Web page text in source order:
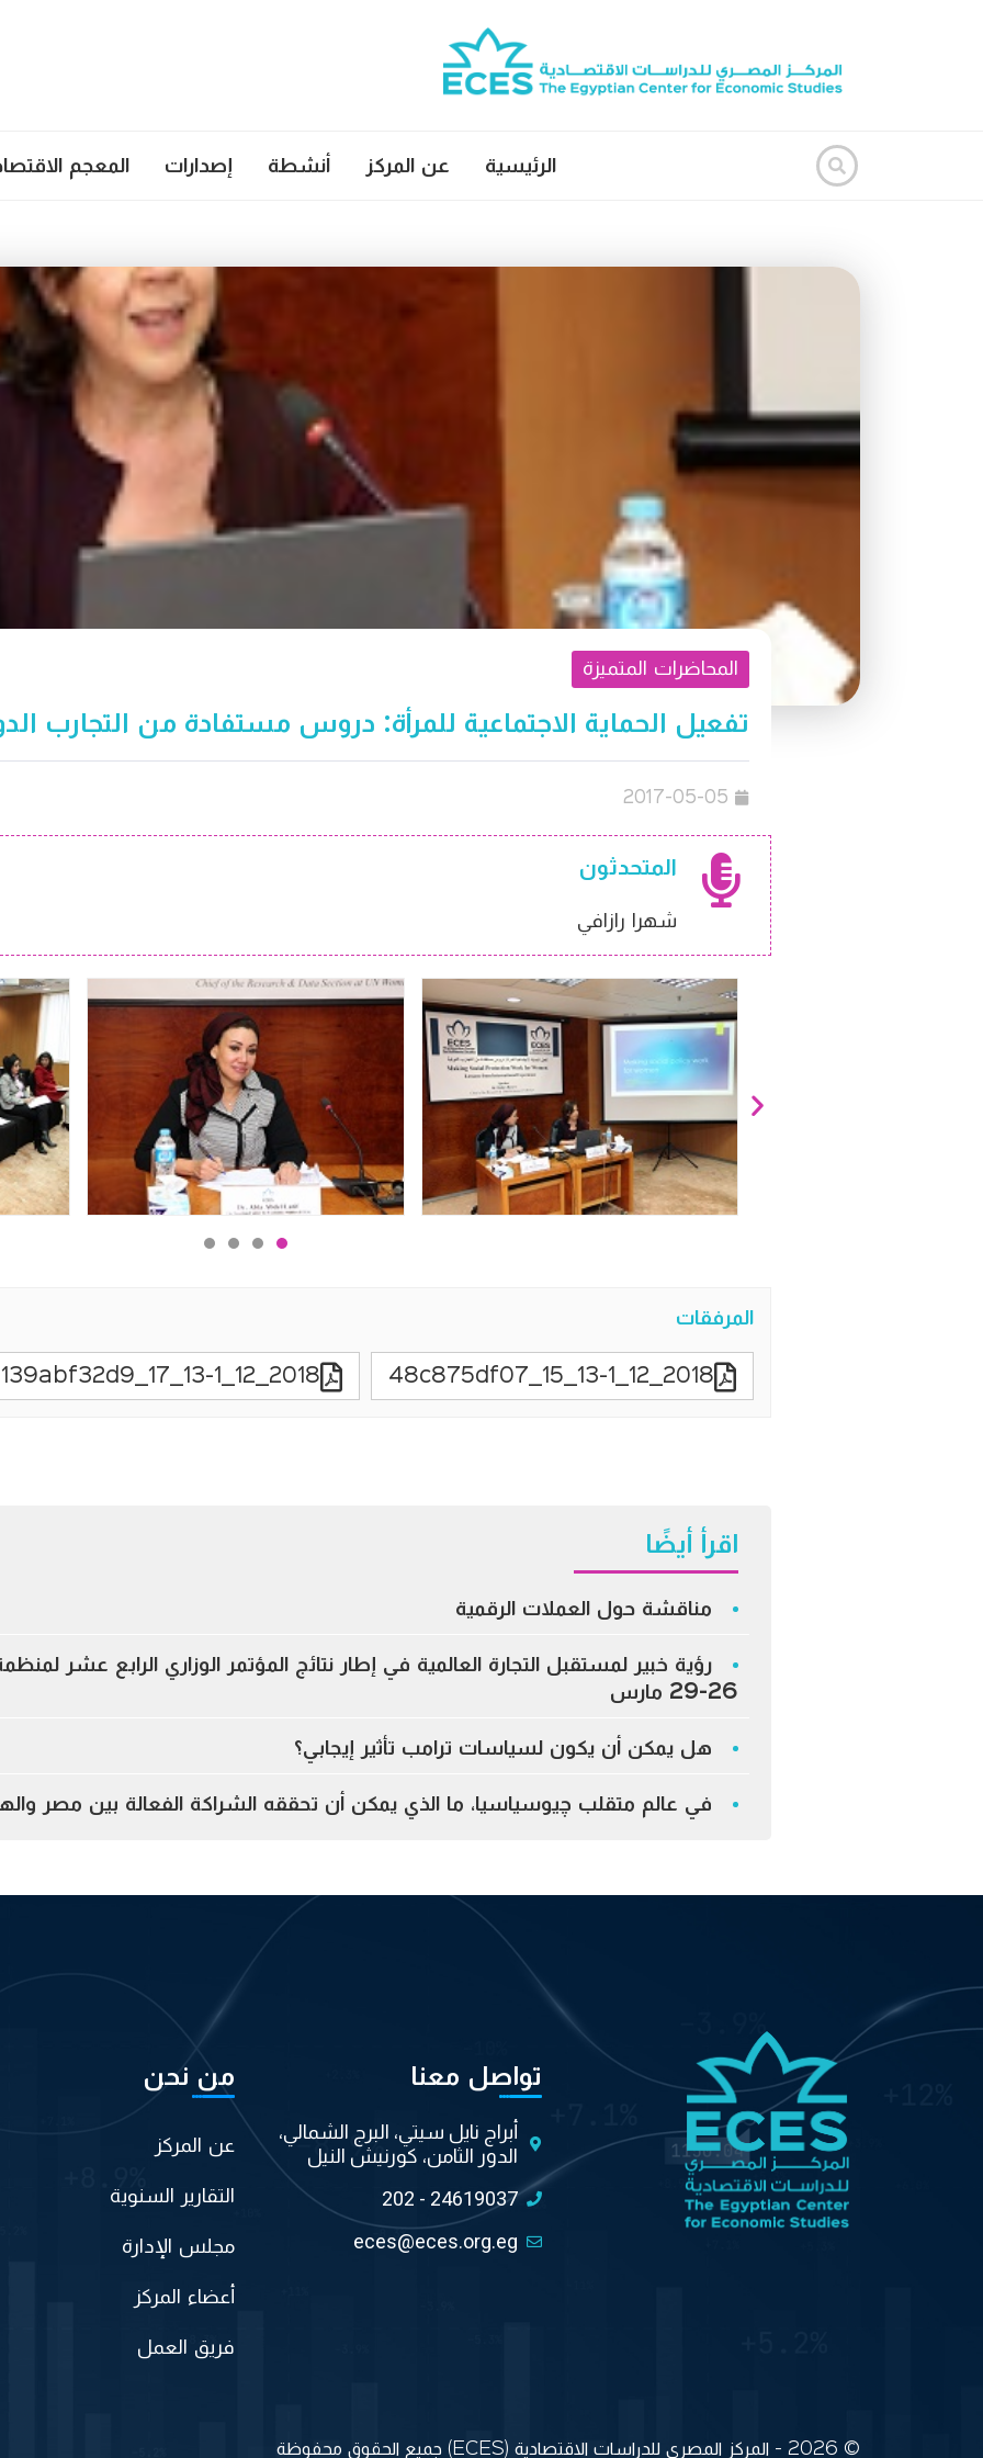
الرئيسية عن المركز أنشطة إصدارات المعجم
المحاضرات المتميزة
تفعيل الحماية الاجتماعية للمرأة: دروس مستفادة من التجارب
2017-05-05
المتحدثون
شهرا رازافي
المرفقات
2018_12_13-1_15_48c875df07
2018_12_13-1_17_139abf32d9
اقرأ أيضًا
مناقشة حول العملات الرقمية
رؤية خبير لمستقبل التجارة العالمية في إطار نتائج المؤتمر الوزاري الرابع عشر
26-29 مارس
هل يمكن أن يكون لسياسات ترامب تأثير إيجابي؟
في عالم متقلب چيوسياسيا، ما الذي يمكن أن تحققه الشراكة الفعالة بين مصر
تواصل معنا
أبراج نايل سيتي، البرج الشمالي،
الدور الثامن، كورنيش النيل
202 - 24619037
eces@eces.org.eg
من نحن
عن المركز
التقارير السنوية
مجلس الإدارة
أعضاء المركز
فريق العمل
© 2026 - المركز المصري للدراسات الاقتصادية (ECES) جميع الحقوق محفوظة